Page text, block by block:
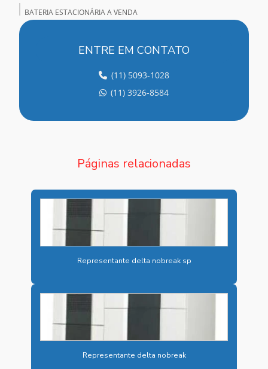
BATERIA ESTACIONÁRIA A VENDA
BATERIA SELADA PARA NOBREAK
BATERIAS PARA ARMAZENAMENTO DE ENERGIA
BATERIAS CHUMBO ÁCIDAS
BATERIAS CHUMBO ÁCIDAS ESTACIONÁRIAS
BATERIAS INDUSTRIAIS
BATERIAS INDUSTRIAIS PREÇO
BESS PARA ENERGIA SOLAR
BESS PARA INDÚSTRIAS
CARREGADOR 125VCC
ENTRE EM CONTATO
(11) 5093-1028
(11) 3926-8584
Páginas relacionadas
Representante delta nobreak sp
Representante delta nobreak